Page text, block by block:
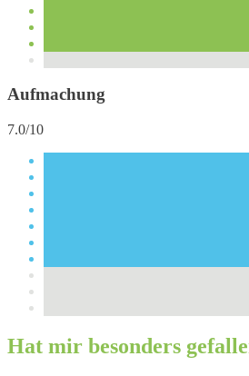
Aufmachung
7.0/10
Hat mir besonders